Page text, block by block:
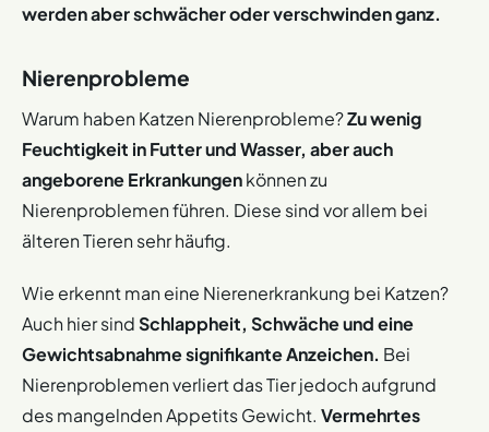
werden aber schwächer oder verschwinden ganz.
Nierenprobleme
Warum haben Katzen Nierenprobleme?Zu wenig
Feuchtigkeit in Futter und Wasser, aber auch
angeborene Erkrankungenkönnen zu
Nierenproblemen führen. Diese sind vor allem bei
älteren Tieren sehr häufig.
Wie erkennt man eine Nierenerkrankung bei Katzen?
Auch hier sindSchlappheit, Schwäche und eine
Gewichtsabnahme signifikante Anzeichen. Bei
Nierenproblemen verliert das Tier jedoch aufgrund
des mangelnden Appetits Gewicht. Vermehrtes